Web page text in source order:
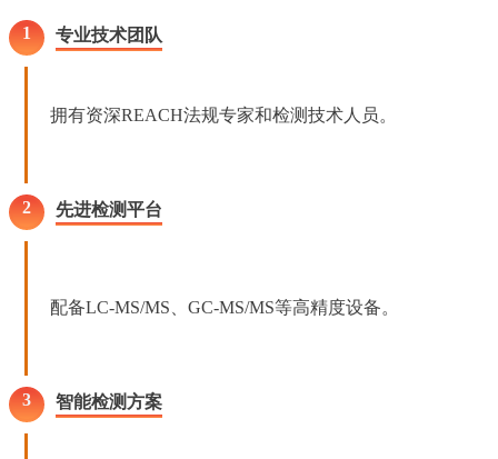
1 专业技术团队
拥有资深REACH法规专家和检测技术人员。
2 先进检测平台
配备LC-MS/MS、GC-MS/MS等高精度设备。
3 智能检测方案